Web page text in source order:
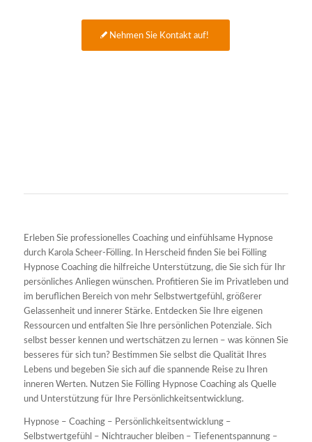
Nehmen Sie Kontakt auf!
Erleben Sie professionelles Coaching und einfühlsame Hypnose
durch Karola Scheer-Fölling. In Herscheid finden Sie bei Fölling
Hypnose Coaching die hilfreiche Unterstützung, die Sie sich für Ihr
persönliches Anliegen wünschen. Profitieren Sie im Privatleben und
im beruflichen Bereich von mehr Selbstwertgefühl, größerer
Gelassenheit und innerer Stärke. Entdecken Sie Ihre eigenen
Ressourcen und entfalten Sie Ihre persönlichen Potenziale. Sich
selbst besser kennen und wertschätzen zu lernen – was können Sie
besseres für sich tun? Bestimmen Sie selbst die Qualität Ihres
Lebens und begeben Sie sich auf die spannende Reise zu Ihren
inneren Werten. Nutzen Sie Fölling Hypnose Coaching als Quelle
und Unterstützung für Ihre Persönlichkeitsentwicklung.
Hypnose – Coaching – Persönlichkeitsentwicklung –
Selbstwertgefühl – Nichtraucher bleiben – Tiefenentspannung –